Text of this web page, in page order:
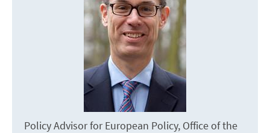
Policy Advisor for European Policy, Office of the